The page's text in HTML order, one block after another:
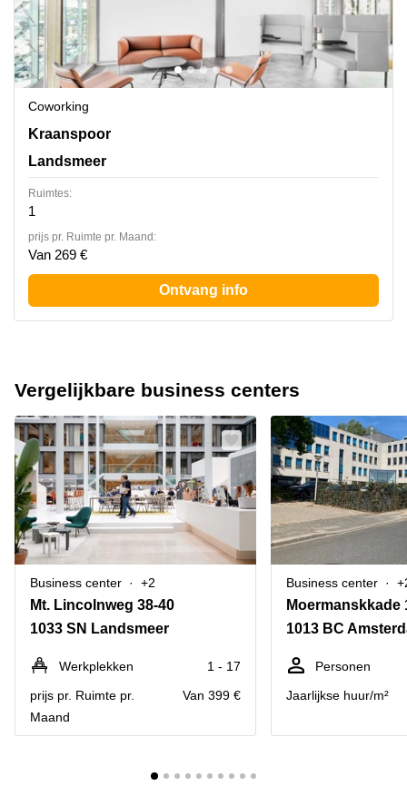
Coworking
Kraanspoor 50, Landsmeer
Kraanspoor
Landsmeer
Ruimtes:
1
prijs pr. Ruimte pr. Maand:
Van 269 €
Ontvang info
Vergelijkbare business centers
Business center +2
Mt. Lincolnweg 38-40
1033 SN Landsmeer
Werkplekken
1 - 17
prijs pr. Ruimte pr.
Maand
Van 399 €
Business center
Moermanskkade
1013 BC
Personen
Jaarlijkse huur/m²